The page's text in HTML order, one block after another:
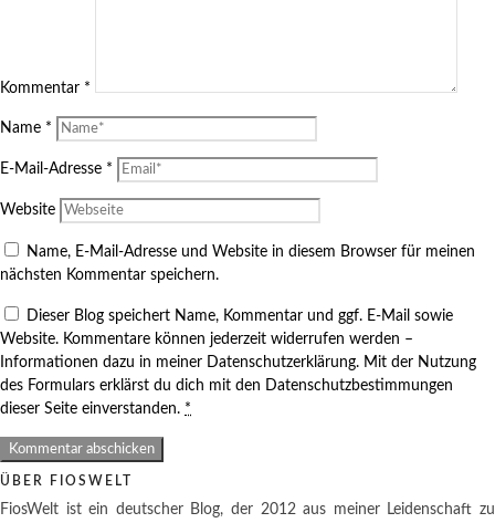
Kommentar *
Name *
E-Mail-Adresse *
Website
Name, E-Mail-Adresse und Website in diesem Browser für meinen
nächsten Kommentar speichern.
Dieser Blog speichert Name, Kommentar und ggf. E-Mail sowie
Website. Kommentare können jederzeit widerrufen werden –
Informationen dazu in meiner Datenschutzerklärung. Mit der Nutzung
des Formulars erklärst du dich mit den Datenschutzbestimmungen
dieser Seite einverstanden. *
ÜBER FIOSWELT
FiosWelt ist ein deutscher Blog, der 2012 aus meiner Leidenschaft zu